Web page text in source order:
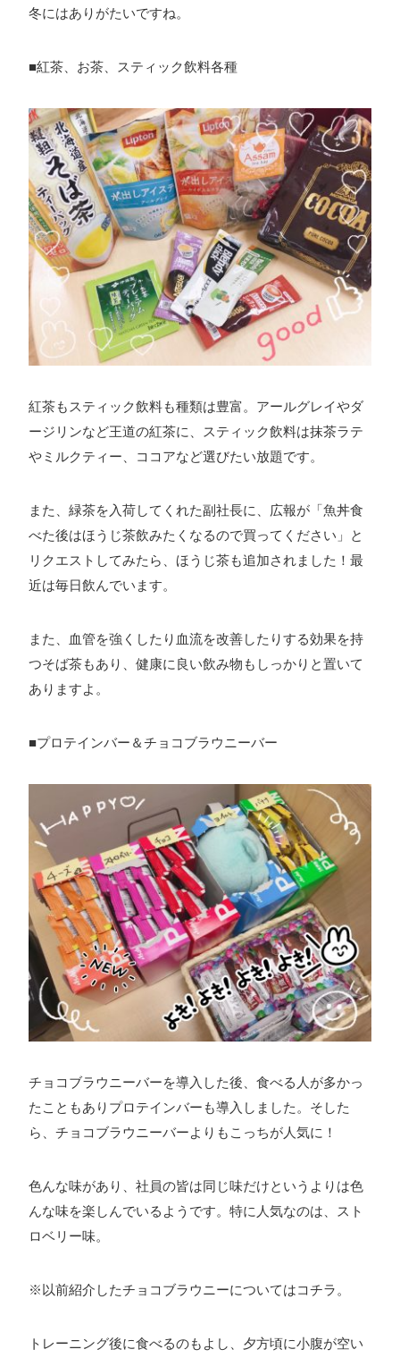
冬にはありがたいですね。
■紅茶、お茶、スティック飲料各種
紅茶もスティック飲料も種類は豊富。アールグレイやダ
ージリンなど王道の紅茶に、スティック飲料は抹茶ラテ
やミルクティー、ココアなど選びたい放題です。
また、緑茶を入荷してくれた副社長に、広報が「魚丼食
べた後はほうじ茶飲みたくなるので買ってください」と
リクエストしてみたら、ほうじ茶も追加されました！最
近は毎日飲んでいます。
また、血管を強くしたり血流を改善したりする効果を持
つそば茶もあり、健康に良い飲み物もしっかりと置いて
ありますよ。
■プロテインバー＆チョコブラウニーバー
チョコブラウニーバーを導入した後、食べる人が多かっ
たこともありプロテインバーも導入しました。そした
ら、チョコブラウニーバーよりもこっちが人気に！
色んな味があり、社員の皆は同じ味だけというよりは色
んな味を楽しんでいるようです。特に人気なのは、スト
ロベリー味。
※以前紹介したチョコブラウニーについてはコチラ 。
トレーニング後に食べるのもよし、夕方頃に小腹が空い